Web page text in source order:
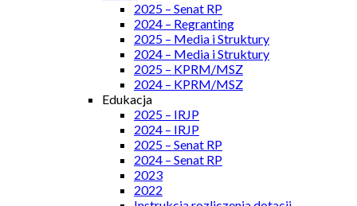
2025 – Senat RP
2024 – Regranting
2025 – Media i Struktury
2024 – Media i Struktury
2025 – KPRM/MSZ
2024 – KPRM/MSZ
Edukacja
2025 – IRJP
2024 – IRJP
2025 – Senat RP
2024 – Senat RP
2023
2022